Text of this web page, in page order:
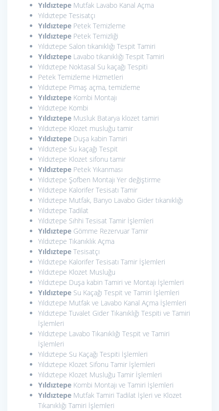
Yıldıztepe Mutfak Lavabo Kanal Açma
Yıldıztepe Tesisatçı
Yıldıztepe Petek Temizleme
Yıldıztepe Petek Temizliği
Yıldıztepe Salon tıkanıklığı Tespit Tamiri
Yıldıztepe Lavabo tıkanıklığı Tespit Tamiri
Yıldıztepe Noktasal Su kaçağı Tespiti
Petek Temizleme Hizmetleri
Yıldıztepe Pimaş açma, temizleme
Yıldıztepe Kombi Montajı
Yıldıztepe Kombi
Yıldıztepe Musluk Batarya klozet tamiri
Yıldıztepe Klozet musluğu tamir
Yıldıztepe Duşa kabin Tamiri
Yıldıztepe Su kaçağı Tespit
Yıldıztepe Klozet sifonu tamir
Yıldıztepe Petek Yıkanması
Yıldıztepe Şofben Montajı Yer değiştirme
Yıldıztepe Kalorifer Tesisatı Tamir
Yıldıztepe Mutfak, Banyo Lavabo Gider tıkanıklığı
Yıldıztepe Tadilat
Yıldıztepe Sıhhi Tesisat Tamir İşlemleri
Yıldıztepe Gömme Rezervuar Tamir
Yıldıztepe Tıkanıklık Açma
Yıldıztepe Tesisatçı
Yıldıztepe Kalorifer Tesisatı Tamir İşlemleri
Yıldıztepe Klozet Musluğu
Yıldıztepe Duşa kabin Tamiri ve Montajı İşlemleri
Yıldıztepe Su Kaçağı Tespit ve Tamiri İşlemleri
Yıldıztepe Mutfak ve Lavabo Kanal Açma İşlemleri
Yıldıztepe Tuvalet Gider Tıkanıklığı Tespiti ve Tamiri
İşlemleri
Yıldıztepe Lavabo Tıkanıklığı Tespit ve Tamiri
İşlemleri
Yıldıztepe Su Kaçağı Tespiti İşlemleri
Yıldıztepe Klozet Sifonu Tamir İşlemleri
Yıldıztepe Klozet Musluğu Tamir İşlemleri
Yıldıztepe Kombi Montajı ve Tamiri İşlemleri
Yıldıztepe Mutfak Tamiri Tadilat İşleri ve Klozet
Tıkanıklığı Tamiri İşlemleri